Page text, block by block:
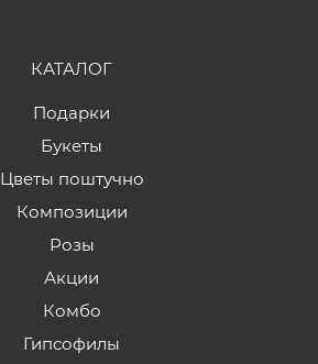
КАТАЛОГ
Подарки
Букеты
Цветы поштучно
Композиции
Розы
Акции
Комбо
Гипсофилы